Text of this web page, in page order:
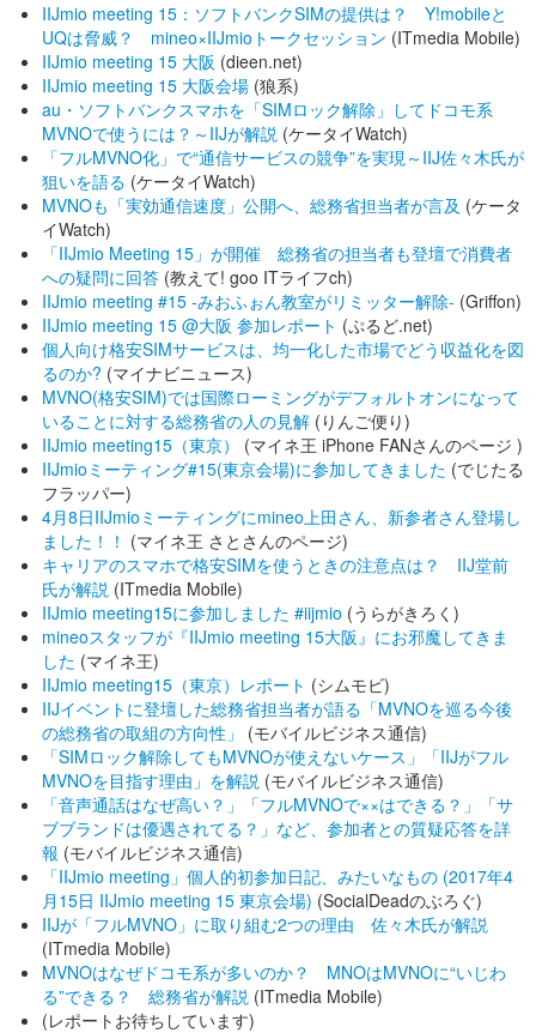
IIJmio meeting 15：ソフトバンクSIMの提供は？ Y!mobileと
UQは脅威？ mineo×IIJmioトークセッション (ITmedia Mobile)
IIJmio meeting 15 大阪 (dieen.net)
IIJmio meeting 15 大阪会場 (狼系)
au・ソフトバンクスマホを「SIMロック解除」してドコモ系
MVNOで使うには？～IIJが解説 (ケータイWatch)
「フルMVNO化」で“通信サービスの競争”を実現～IIJ佐々木氏が
狙いを語る (ケータイWatch)
MVNOも「実効通信速度」公開へ、総務省担当者が言及 (ケータ
イWatch)
「IIJmio Meeting 15」が開催 総務省の担当者も登壇で消費者
への疑問に回答 (教えて! goo ITライフch)
IIJmio meeting #15 -みおふぉん教室がリミッター解除- (Griffon)
IIJmio meeting 15 @大阪 参加レポート (ぷるど.net)
個人向け格安SIMサービスは、均一化した市場でどう収益化を図
るのか? (マイナビニュース)
MVNO(格安SIM)では国際ローミングがデフォルトオンになって
いることに対する総務省の人の見解 (りんご便り)
IIJmio meeting15（東京）
(マイネ王 iPhone FANさんのページ )
IIJmioミーティング#15(東京会場)に参加してきました (でじたる
フラッパー)
4月8日IIJmioミーティングにmineo上田さん、新参者さん登場し
ました！！ (マイネ王 さとさんのページ)
キャリアのスマホで格安SIMを使うときの注意点は？ IIJ堂前
氏が解説 (ITmedia Mobile)
IIJmio meeting15に参加しました #iijmio (うらがきろく)
mineoスタッフが『IIJmio meeting 15大阪』にお邪魔してきま
した (マイネ王)
IIJmio meeting15（東京）レポート (シムモビ)
IIJイベントに登壇した総務省担当者が語る「MVNOを巡る今後
の総務省の取組の方向性」
(モバイルビジネス通信)
「SIMロック解除してもMVNOが使えないケース」「IIJがフル
MVNOを目指す理由」を解説 (モバイルビジネス通信)
「音声通話はなぜ高い？」「フルMVNOで××はできる？」「サ
ブブランドは優遇されてる？」など、参加者との質疑応答を詳
報 (モバイルビジネス通信)
「IIJmio meeting」個人的初参加日記、みたいなもの (2017年4
月15日 IIJmio meeting 15 東京会場) (SocialDeadのぶろぐ)
IIJが「フルMVNO」に取り組む2つの理由 佐々木氏が解説
(ITmedia Mobile)
MVNOはなぜドコモ系が多いのか？ MNOはMVNOに“いじわ
る”できる？ 総務省が解説 (ITmedia Mobile)
(レポートお待ちしています)